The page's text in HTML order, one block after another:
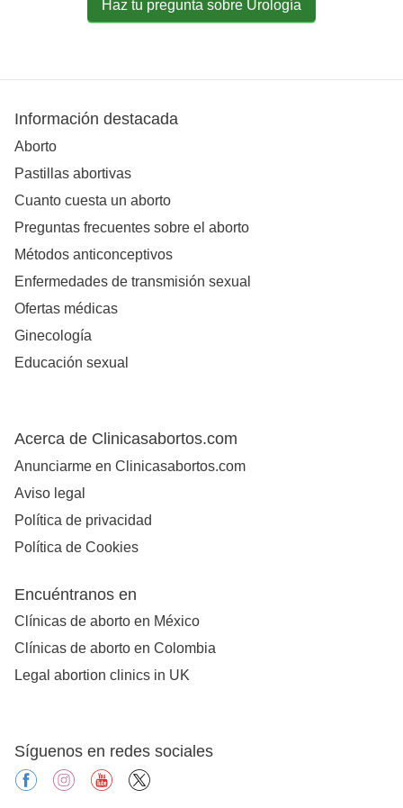
Haz tu pregunta sobre Urología
Información destacada
Aborto
Pastillas abortivas
Cuanto cuesta un aborto
Preguntas frecuentes sobre el aborto
Métodos anticonceptivos
Enfermedades de transmisión sexual
Ofertas médicas
Ginecología
Educación sexual
Acerca de Clinicasabortos.com
Anunciarme en Clinicasabortos.com
Aviso legal
Política de privacidad
Política de Cookies
Encuéntranos en
Clínicas de aborto en México
Clínicas de aborto en Colombia
Legal abortion clinics in UK
Síguenos en redes sociales
facebookinstagramyoutube